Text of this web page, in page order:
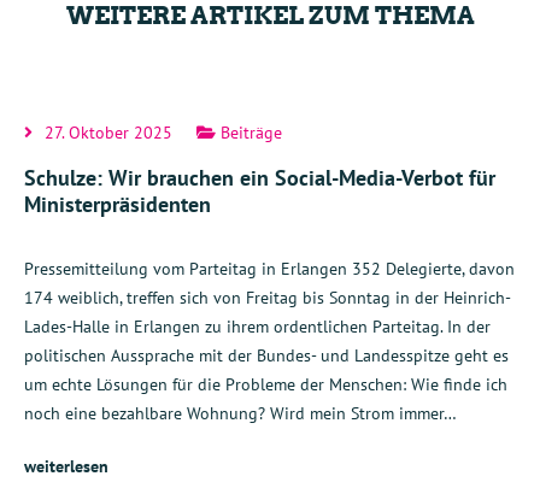
WEITERE ARTIKEL ZUM THEMA
27. Oktober 2025 Beiträge
Schulze: Wir brauchen ein Social-Media-Verbot für
Ministerpräsidenten
Pressemitteilung vom Parteitag in Erlangen 352 Delegierte, davon
174 weiblich, treffen sich von Freitag bis Sonntag in der Heinrich-
Lades-Halle in Erlangen zu ihrem ordentlichen Parteitag. In der
politischen Aussprache mit der Bundes- und Landesspitze geht es
um echte Lösungen für die Probleme der Menschen: Wie finde ich
noch eine bezahlbare Wohnung? Wird mein Strom immer…
weiterlesen